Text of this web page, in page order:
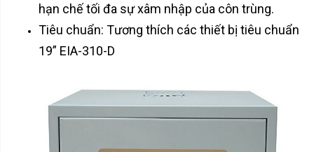
hạn chế tối đa sự xâm nhập của côn trùng.
Tiêu chuẩn: Tương thích các thiết bị tiêu chuẩn
19” EIA-310-D